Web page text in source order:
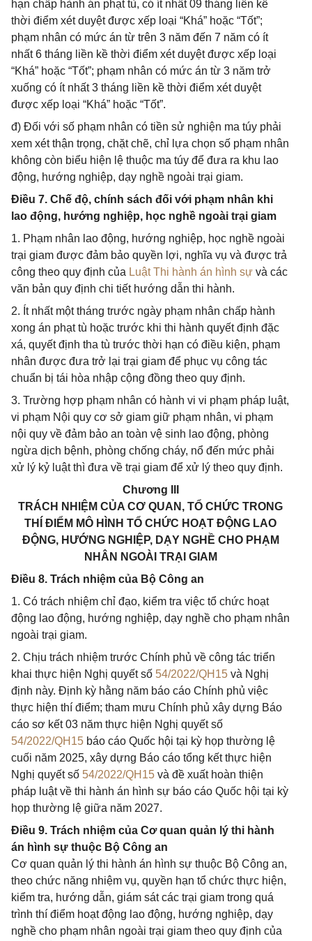
hạn chấp hành án phạt tù, có ít nhất 09 tháng liền kề
thời điểm xét duyệt được xếp loại “Khá” hoặc “Tốt”;
phạm nhân có mức án từ trên 3 năm đến 7 năm có ít
nhất 6 tháng liền kề thời điểm xét duyệt được xếp loại
“Khá” hoặc “Tốt”; phạm nhân có mức án từ 3 năm trở
xuống có ít nhất 3 tháng liền kề thời điểm xét duyệt
được xếp loại “Khá” hoặc “Tốt”.
đ) Đối với số phạm nhân có tiền sử nghiện ma túy phải
xem xét thận trọng, chặt chẽ, chỉ lựa chọn số phạm nhân
không còn biểu hiện lệ thuộc ma túy để đưa ra khu lao
động, hướng nghiệp, dạy nghề ngoài trại giam.
Điều 7. Chế độ, chính sách đối với phạm nhân khi
lao động, hướng nghiệp, học nghề ngoài trại giam
1. Phạm nhân lao động, hướng nghiệp, học nghề ngoài
trại giam được đảm bảo quyền lợi, nghĩa vụ và được trả
công theo quy định của Luật Thi hành án hình sự và các
văn bản quy định chi tiết hướng dẫn thi hành.
2. Ít nhất một tháng trước ngày phạm nhân chấp hành
xong án phạt tù hoặc trước khi thi hành quyết định đặc
xá, quyết định tha tù trước thời hạn có điều kiện, phạm
nhân được đưa trở lại trại giam để phục vụ công tác
chuẩn bị tái hòa nhập cộng đồng theo quy định.
3. Trường hợp phạm nhân có hành vi vi phạm pháp luật,
vi phạm Nội quy cơ sở giam giữ phạm nhân, vi phạm
nội quy về đảm bảo an toàn vệ sinh lao động, phòng
ngừa dịch bệnh, phòng chống cháy, nổ đến mức phải
xử lý kỷ luật thì đưa về trại giam để xử lý theo quy định.
Chương III
TRÁCH NHIỆM CỦA CƠ QUAN, TỔ CHỨC TRONG
THÍ ĐIỂM MÔ HÌNH TỔ CHỨC HOẠT ĐỘNG LAO
ĐỘNG, HƯỚNG NGHIỆP, DẠY NGHỀ CHO PHẠM
NHÂN NGOÀI TRẠI GIAM
Điều 8. Trách nhiệm của Bộ Công an
1. Có trách nhiệm chỉ đạo, kiểm tra việc tổ chức hoạt
động lao động, hướng nghiệp, dạy nghề cho phạm nhân
ngoài trại giam.
2. Chịu trách nhiệm trước Chính phủ về công tác triển
khai thực hiện Nghị quyết số 54/2022/QH15 và Nghị
định này. Định kỳ hằng năm báo cáo Chính phủ việc
thực hiện thí điểm; tham mưu Chính phủ xây dựng Báo
cáo sơ kết 03 năm thực hiện Nghị quyết số
54/2022/QH15 báo cáo Quốc hội tại kỳ họp thường lệ
cuối năm 2025, xây dựng Báo cáo tổng kết thực hiện
Nghị quyết số 54/2022/QH15 và đề xuất hoàn thiện
pháp luật về thi hành án hình sự báo cáo Quốc hội tại kỳ
họp thường lệ giữa năm 2027.
Điều 9. Trách nhiệm của Cơ quan quản lý thi hành
án hình sự thuộc Bộ Công an
Cơ quan quản lý thi hành án hình sự thuộc Bộ Công an,
theo chức năng nhiệm vụ, quyền hạn tổ chức thực hiện,
kiểm tra, hướng dẫn, giám sát các trại giam trong quá
trình thí điểm hoạt động lao động, hướng nghiệp, dạy
nghề cho phạm nhân ngoài trại giam theo quy định của